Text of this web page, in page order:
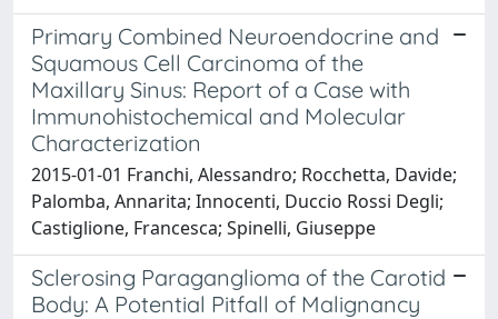
Primary Combined Neuroendocrine and
Squamous Cell Carcinoma of the
Maxillary Sinus: Report of a Case with
Immunohistochemical and Molecular
Characterization
2015-01-01 Franchi, Alessandro; Rocchetta, Davide;
Palomba, Annarita; Innocenti, Duccio Rossi Degli;
Castiglione, Francesca; Spinelli, Giuseppe
Sclerosing Paraganglioma of the Carotid
Body: A Potential Pitfall of Malignancy